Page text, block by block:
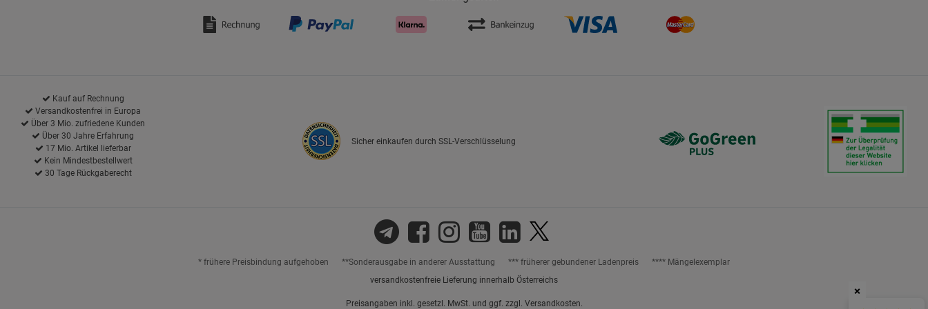
×
Kauf auf Rechnung
Versandkostenfrei in Europa
Über 3 Mio. zufriedene Kunden
Über 30 Jahre Erfahrung
17 Mio. Artikel lieferbar
Kein Mindestbestellwert
30 Tage Rückgaberecht
Sicher einkaufen durch SSL-Verschlüsselung
* frühere Preisbindung aufgehoben **Sonderausgabe in anderer Ausstattung *** früherer gebundener Ladenpreis
**** Mängelexemplar
versandkostenfreie Lieferung innerhalb Österreichs
Preisangaben inkl. gesetzl. MwSt. und ggf. zzgl. Versandkosten.